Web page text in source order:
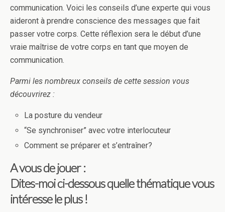
communication. Voici les conseils d’une experte qui vous
aideront à prendre conscience des messages que fait
passer votre corps. Cette réflexion sera le début d’une
vraie maîtrise de votre corps en tant que moyen de
communication.
Parmi les nombreux conseils de cette session vous
découvrirez :
La posture du vendeur
“Se synchroniser” avec votre interlocuteur
Comment se préparer et s’entraîner?
A vous de jouer :
Dites-moi ci-dessous quelle thématique vous
intéresse le plus !